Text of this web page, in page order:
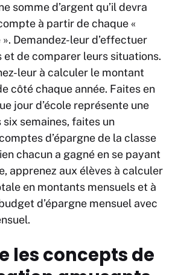
somme d’argent qu’il devra
à partir de chaque «
Demandez-leur d’effectuer
et de comparer leurs situations.
leur à calculer le montant
côté chaque année. Faites en
jour d’école représente une
six semaines, faites un
d’épargne de la classe
chacun a gagné en se payant
apprenez aux élèves à calculer
en montants mensuels et à
d’épargne mensuel avec
les concepts de